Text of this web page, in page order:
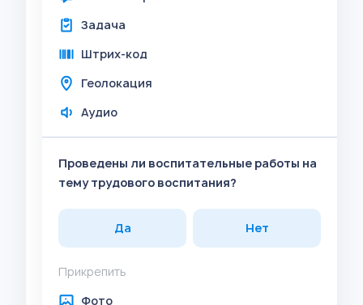
Задача
Штрих-код
Геолокация
Аудио
Проведены ли воспитательные работы на
тему трудового воспитания?
Да Нет
Прикрепить
Фото